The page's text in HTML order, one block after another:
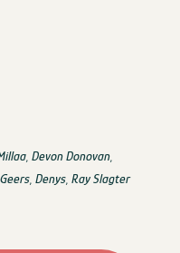
Devon Donovan,
Denys, Ray Slagter